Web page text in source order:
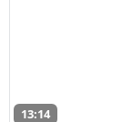
13:14